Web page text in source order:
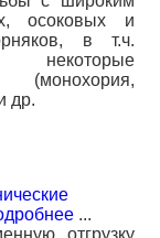
осоковых и
в т.ч.
некоторые
др.
...
отгрузку